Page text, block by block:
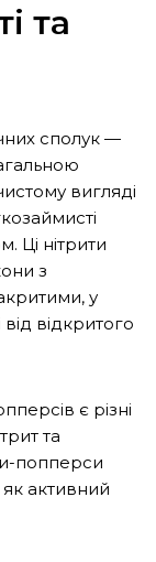
та
сполук —
вигляді
Ці нітрити
з
у
відкритого
є різні
та
попперси
активний